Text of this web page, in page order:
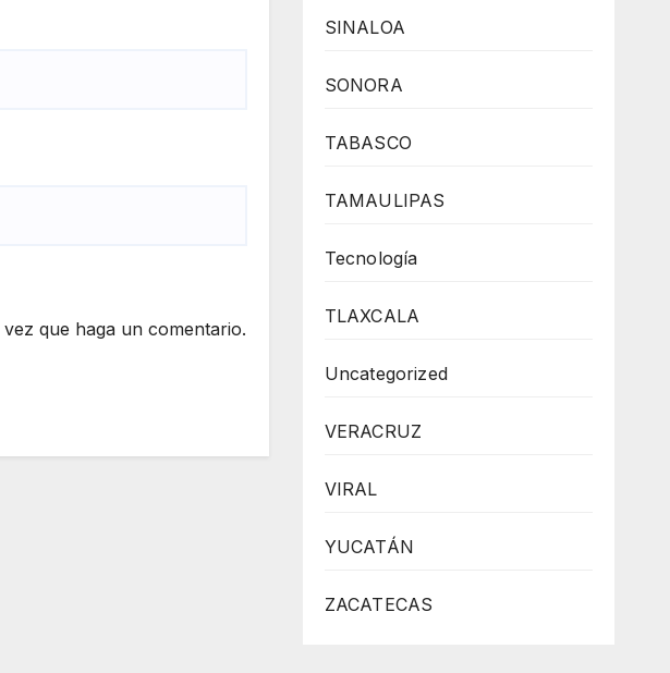
que haga un comentario.
SINALOA
SONORA
TABASCO
TAMAULIPAS
Tecnología
TLAXCALA
Uncategorized
VERACRUZ
VIRAL
YUCATÁN
ZACATECAS